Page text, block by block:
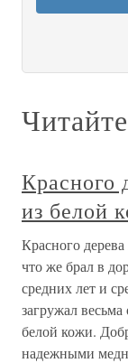
Красного
из белой
Красного
что же брал в
средних лет и
загружал
белой кожи.
надежными